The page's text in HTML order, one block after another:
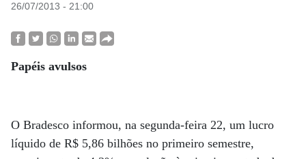
26/07/2013 - 21:00
Papéis avulsos
O Bradesco informou, na segunda-feira 22, um lucro
líquido de R$ 5,86 bilhões no primeiro semestre,